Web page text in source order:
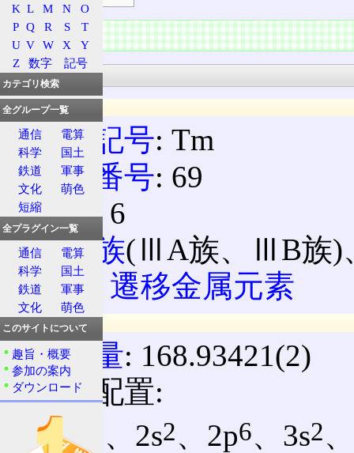
情報
基本情報
一般情報
元素記号: Tm
原子番号: 69
周期: 6
族:3族(ⅢA族、ⅢB族)
分類: 遷移金属元素
原子情報
原子量: 168.93421(2)
電子配置:
1s
、2s2、2p6、3s2
K L M N
O
P Q R S
T
U V W X
Y
Z
数字 記号
カテゴリ検索
全グループ一覧
通信
電算
科学
国土
鉄道
軍事
文化
萌色
短縮
全プラグイン一覧
通信
電算
科学
国土
鉄道
軍事
文化
萌色
このサイトについて
趣旨・概要
参加の案内
ダウンロード